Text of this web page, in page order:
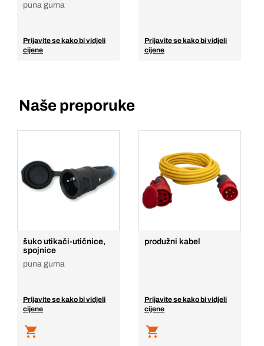
puna guma
Prijavite se kako bi vidjeli
cijene
Prijavite se kako bi vidjeli
cijene
Naše preporuke
šuko utikači-utičnice,
spojnice
puna guma
Prijavite se kako bi vidjeli
cijene
produžni kabel
Prijavite se kako bi vidjeli
cijene